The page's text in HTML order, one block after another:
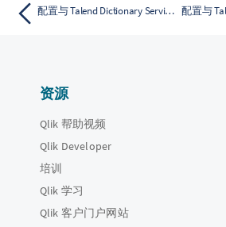
配置与 Talend Dictionary Service 的 HTTPS 连接
资源
Qlik 帮助视频
Qlik Developer
培训
Qlik 学习
Qlik 客户门户网站